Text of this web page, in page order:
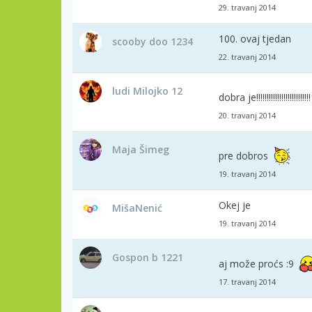
29. travanj 2014
scooby doo 1234 100. ovaj tjedan
22. travanj 2014
ludi Milojko 12 dobra
20. travanj 2014
Maja Šimeg pre dobros
19. travanj 2014
MišaNenić Okej je
19. travanj 2014
Gospon b 1221 aj može proćs :9
17. travanj 2014